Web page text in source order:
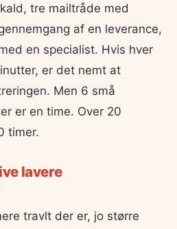
tre mailtråde med
af en leverance,
en specialist. Hvis hver
er det nemt at
Men 6 små
er en time. Over 20
timer.
lavere
travlt der er, jo større